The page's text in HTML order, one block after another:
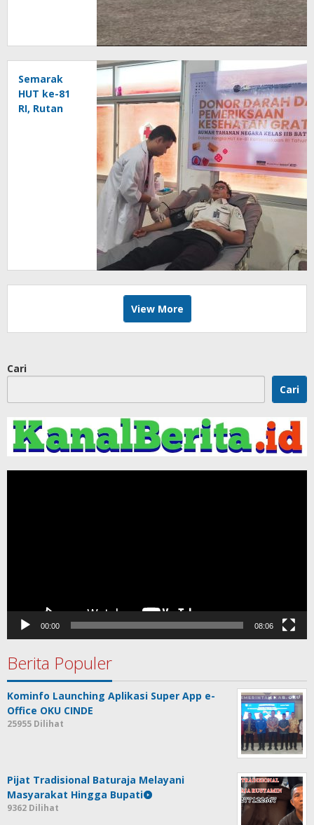
Semarak
HUT ke-81
RI, Rutan
View More
Cari
Cari
00:00 08:06
Berita Populer
Kominfo Launching Aplikasi Super App e-
Office OKU CINDE
25955 Dilihat
Pijat Tradisional Baturaja Melayani
Masyarakat Hingga Bupati
9362 Dilihat